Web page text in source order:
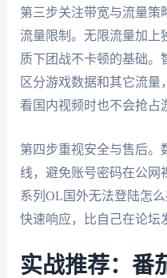
第三步关注带宽与流量策
流量限制。无限流量加上
质下团战不卡顿的基础。
区分游戏数据和其它流量
看国内视频时也不会抢占
第四步重视安全与售后。
线，避免账号密码在公网
系列OL国外无法登陆怎
快速响应，比自己在论坛
实战推荐：番